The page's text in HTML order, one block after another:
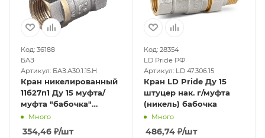
Код: 36188
БАЗ
Артикул: БАЗ.А30.1.15.Н
Кран никелированный
11б27п1 Ду 15 муфта/
муфта "бабочка"
(серия - ГОСТ)
Много
354,46 ₽/шт
Код: 28354
LD Pride РФ
Артикул: LD 47.306.15
Кран LD Pride Ду 15
штуцер нак. г/муфта
(никель) бабочка
Много
486,74₽/шт